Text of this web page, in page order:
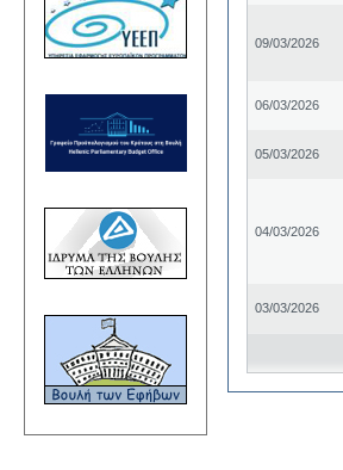
09/03/2026
06/03/2026
05/03/2026
04/03/2026
03/03/2026